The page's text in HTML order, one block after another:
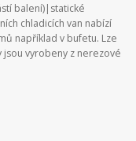
balení)|statické
chladicích van nabízí
například v bufetu. Lze
jsou vyrobeny z nerezové